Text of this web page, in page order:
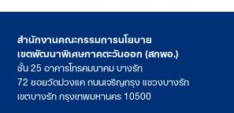
สำนักงานคณะกรรมการนโยบาย
เขตพัฒนาพิเศษภาคตะวันออก (สกพอ.)
ชั้น 25 อาคารโทรคมนาคม บางรัก
72 ซอยวัดม่วงแค ถนนเจริญกรุง แขวงบางรัก
เขตบางรัก กรุงเทพมหานคร 10500